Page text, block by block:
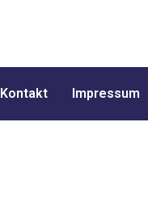
Kontakt Impressum